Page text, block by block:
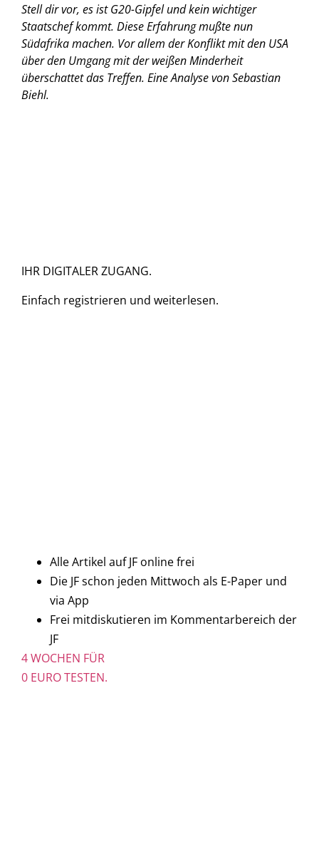
Stell dir vor, es ist G20-Gipfel und kein wichtiger
Staatschef kommt. Diese Erfahrung mußte nun
Südafrika machen. Vor allem der Konflikt mit den USA
über den Umgang mit der weißen Minderheit
überschattet das Treffen. Eine Analyse von Sebastian
Biehl.
IHR DIGITALER ZUGANG.
Einfach registrieren und weiterlesen.
Alle Artikel auf JF online frei
Die JF schon jeden Mittwoch als E-Paper und
via App
Frei mitdiskutieren im Kommentarbereich der
JF
4 WOCHEN FÜR
0 EURO TESTEN.